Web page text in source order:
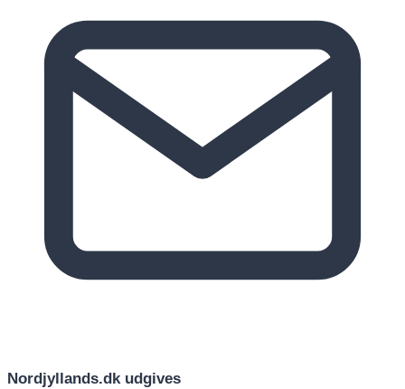
Nordjyllands.dk udgives